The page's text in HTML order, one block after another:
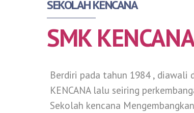
SEKOLAH KENCANA
SMK
Berdiri pada tahun 1984 , diawali
KENCANA lalu seiring
Sekolah kencana